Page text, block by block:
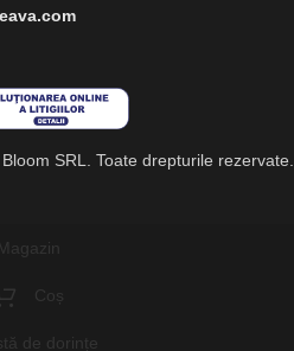
SRL. Toate drepturile rezervate.
Magazin
Coș
de dorințe